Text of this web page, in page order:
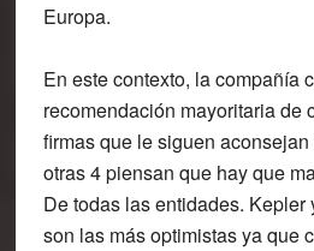
Europa.
En este contexto, la compañía
recomendación mayoritaria de
firmas que le siguen
otras 4 piensan que hay que
De todas las entidades. Kepler
son las más optimistas ya que